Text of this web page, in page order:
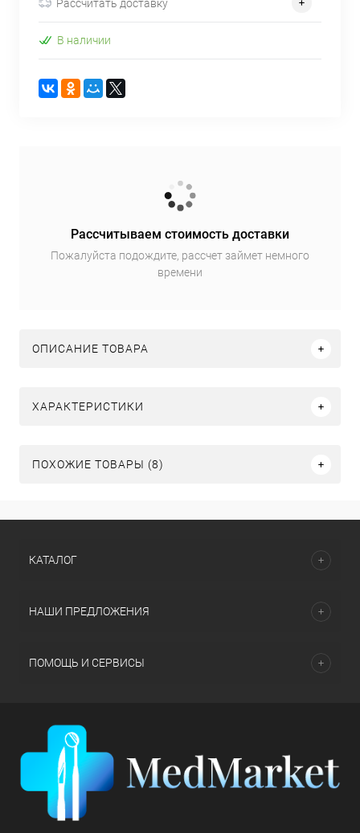
Рассчитать доставку
В наличии
Рассчитываем стоимость доставки
Пожалуйста подождите, рассчет займет немного
времени
ОПИСАНИЕ ТОВАРА
ХАРАКТЕРИСТИКИ
ПОХОЖИЕ ТОВАРЫ (8)
КАТАЛОГ
НАШИ ПРЕДЛОЖЕНИЯ
ПОМОЩЬ И СЕРВИСЫ